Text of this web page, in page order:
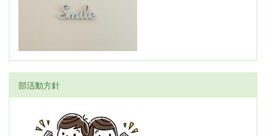
部活動方針